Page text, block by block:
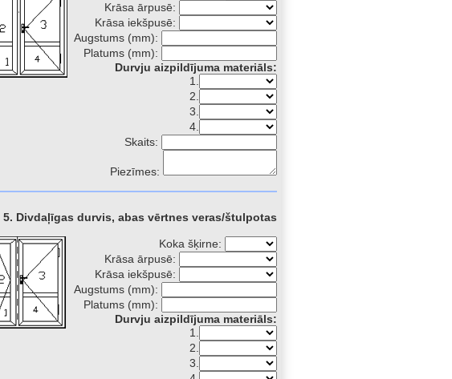
Krāsa ārpusē:
Krāsa iekšpusē:
Augstums (mm):
Platums (mm):
Durvju aizpildījuma materiāls:
1.
2.
3.
4.
Skaits:
Piezīmes:
5. Divdaļīgas durvis, abas vērtnes veras/štulpotas
Koka šķirne:
Krāsa ārpusē:
Krāsa iekšpusē:
Augstums (mm):
Platums (mm):
Durvju aizpildījuma materiāls:
1.
2.
3.